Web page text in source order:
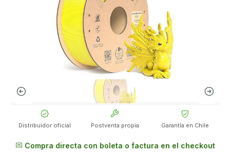
Distribuidor oficial Postventa propia Garantía en Chile
Compra directa con boleta o factura en el checkout